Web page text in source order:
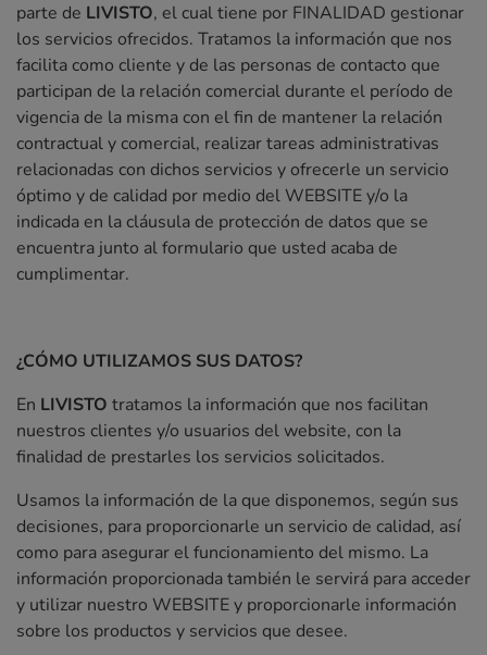
parte de LIVISTO, el cual tiene por FINALIDAD gestionar
los servicios ofrecidos. Tratamos la información que nos
facilita como cliente y de las personas de contacto que
participan de la relación comercial durante el período de
vigencia de la misma con el fin de mantener la relación
contractual y comercial, realizar tareas administrativas
relacionadas con dichos servicios y ofrecerle un servicio
óptimo y de calidad por medio del WEBSITE y/o la
indicada en la cláusula de protección de datos que se
encuentra junto al formulario que usted acaba de
cumplimentar.
¿CÓMO UTILIZAMOS SUS DATOS?
En LIVISTO tratamos la información que nos facilitan
nuestros clientes y/o usuarios del website, con la
finalidad de prestarles los servicios solicitados.
Usamos la información de la que disponemos, según sus
decisiones, para proporcionarle un servicio de calidad, así
como para asegurar el funcionamiento del mismo. La
información proporcionada también le servirá para acceder
y utilizar nuestro WEBSITE y proporcionarle información
sobre los productos y servicios que desee.